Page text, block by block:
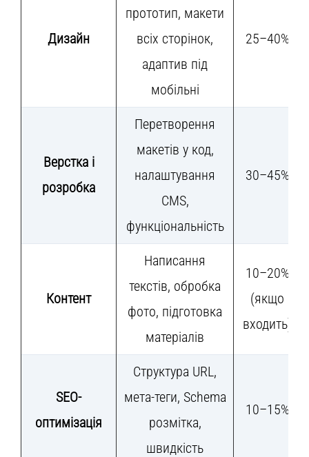
Дизайн
прототип, макети
всіх сторінок,
адаптив під
мобільні
25–40%
Верстка і
розробка
Перетворення
макетів у код,
налаштування
CMS,
функціональність
30–45%
Контент
Написання
текстів, обробка
фото, підготовка
матеріалів
10–20%
(якщо
входить)
SEO-
оптимізація
Структура URL,
мета-теги, Schema
розмітка,
швидкість
10–15%